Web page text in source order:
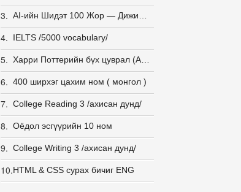
3.
4. IELTS /5000 vocabulary/
5.
6. 400 ширхэг цахим ном ( монгол )
7. College Reading 3 /ахисан дунд/
8. Оёдол эсгүүрийн 10 ном
9. College Writing 3 /ахисан дунд/
10.HTML & CSS сурах бичиг ENG